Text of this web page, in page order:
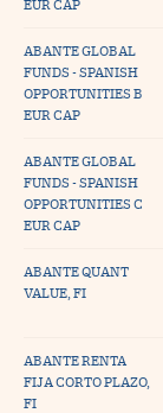
EUR CAP
ABANTE GLOBAL
FUNDS - SPANISH
OPPORTUNITIES B
EUR CAP
ABANTE GLOBAL
FUNDS - SPANISH
OPPORTUNITIES C
EUR CAP
ABANTE QUANT
VALUE, FI
ABANTE RENTA
FIJA CORTO PLAZO,
FI